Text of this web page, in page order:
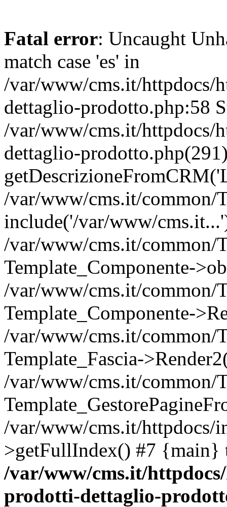
Fatal error: Uncaught
match case 'es' in
/var/www/cms.it/httpdocs/
dettaglio-prodotto.php:58
/var/www/cms.it/httpdocs/
dettaglio-
/var/www/cms.it/common/
include('/var/www/
/var/www/cms.it/common/
Template_Componente-
/var/www/cms.it/common/
Template_Componente-
/var/www/cms.it/common/
Template_Fascia-
/var/www/cms.it/common/
/var/www/cms.it/httpdocs/
>getFullIndex() #7 {main}
/var/www/cms.it/
prodotti-dettaglio-